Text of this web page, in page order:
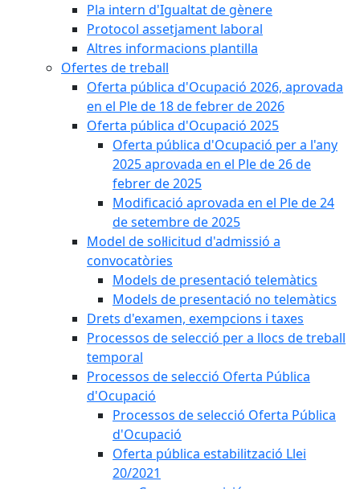
Pla intern d'Igualtat de gènere
Protocol assetjament laboral
Altres informacions plantilla
Ofertes de treball
Oferta pública d'Ocupació 2026, aprovada
en el Ple de 18 de febrer de 2026
Oferta pública d'Ocupació 2025
Oferta pública d'Ocupació per a l'any
2025 aprovada en el Ple de 26 de
febrer de 2025
Modificació aprovada en el Ple de 24
de setembre de 2025
Model de sol·licitud d'admissió a
convocatòries
Models de presentació telemàtics
Models de presentació no telemàtics
Drets d'examen, exempcions i taxes
Processos de selecció per a llocs de treball
temporal
Processos de selecció Oferta Pública
d'Ocupació
Processos de selecció Oferta Pública
d'Ocupació
Oferta pública estabilització Llei
20/2021